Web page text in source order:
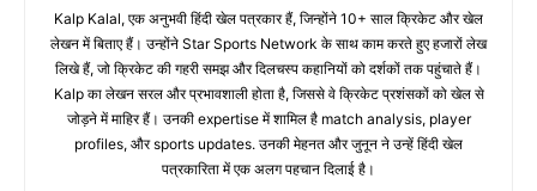
Kalp Kalal, एक अनुभवी हिंदी खेल पत्रकार हैं, जिन्होंने 10+ साल क्रिकेट और खेल
लेखन में बिताए हैं। उन्होंने Star Sports Network के साथ काम करते हुए हजारों लेख
लिखे हैं, जो क्रिकेट की गहरी समझ और दिलचस्प कहानियों को दर्शकों तक पहुंचाते हैं।
Kalp का लेखन सरल और प्रभावशाली होता है, जिससे वे क्रिकेट प्रशंसकों को खेल से
जोड़ने में माहिर हैं। उनकी expertise में शामिल है match analysis, player
profiles, और sports updates. उनकी मेहनत और जुनून ने उन्हें हिंदी खेल
पत्रकारिता में एक अलग पहचान दिलाई है।